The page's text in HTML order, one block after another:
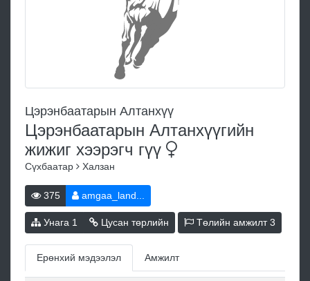
Цэрэнбаатарын Алтанхүү
Цэрэнбаатарын Алтанхүүгийн
жижиг хээрэгч гүү
Сүхбаатар Халзан
375 amgaa_land...
Унага 1 Цусан төрлийн Төлийн амжилт3
Ерөнхий мэдээлэл Амжилт